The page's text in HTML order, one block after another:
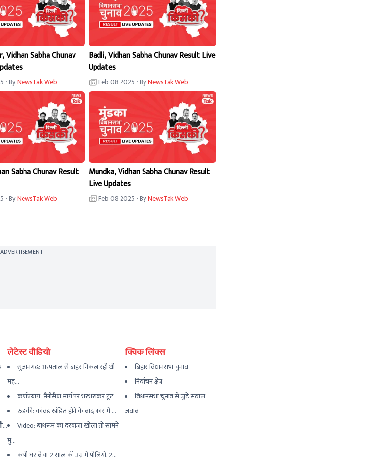
Vidhan Sabha Chunav
· ByNewsTak Web
Badli, Vidhan Sabha Chunav Result Live
Updates
Feb 08 2025 · ByNewsTak Web
Sabha Chunav Result
· ByNewsTak Web
Mundka, Vidhan Sabha Chunav Result
Live Updates
Feb 08 2025 · ByNewsTak Web
ADVERTISEMENT
लेटेस्ट वीडियो
सुजानगढ़: अस्पताल से बाहर निकल रही थी
मह...
कर्णप्रयाग–नैनीसैंण मार्ग पर भरभराकर टूट...
रुड़की: कांवड़ खंडित होने के बाद कार में ...
Video: बाथरूम का दरवाजा खोला तो सामने
मु...
कभी घर बेचा, 2 साल की उम्र में पोलियो, 2...
क्विक लिंक्स
बिहार विधानसभा चुनाव
निर्वाचन क्षेत्र
विधानसभा चुनाव से जुड़े सवाल
जवाब